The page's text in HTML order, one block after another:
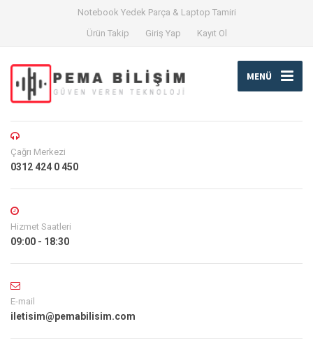
Notebook Yedek Parça & Laptop Tamiri
Ürün Takip
Giriş Yap Kayıt Ol
MENÜ
Çağrı Merkezi
0312 424 0 450
Hizmet Saatleri
09:00 - 18:30
E-mail
iletisim@pemabilisim.com